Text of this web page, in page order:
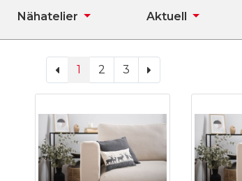
Nähatelier Aktuell
1 2 3